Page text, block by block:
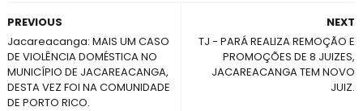
NEXT
TJ - PARÁ REALIZA REMOÇÃO E
PROMOÇÕES DE 8 JUIZES,
JACAREACANGA TEM NOVO
JUIZ.
PREVIOUS
Jacareacanga: MAIS UM CASO
DE VIOLÊNCIA DOMÉSTICA NO
MUNICÍPIO DE JACAREACANGA,
DESTA VEZ FOI NA COMUNIDADE
DE PORTO RICO.